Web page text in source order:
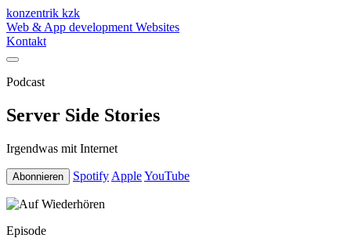
konzentrik kzk
Web & App development Websites
Kontakt
Podcast
Server Side Stories
Irgendwas mit Internet
Abonnieren Spotify AppleYouTube
Episode